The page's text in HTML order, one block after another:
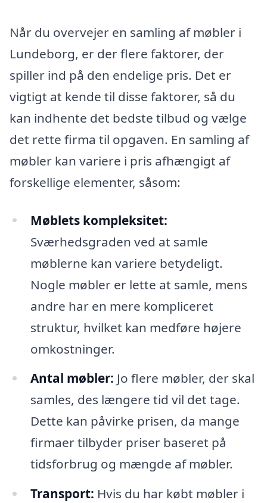
Når du overvejer en samling af møbler i
Lundeborg, er der flere faktorer, der
spiller ind på den endelige pris. Det er
vigtigt at kende til disse faktorer, så du
kan indhente det bedste tilbud og vælge
det rette firma til opgaven. En samling af
møbler kan variere i pris afhængigt af
forskellige elementer, såsom:
Møblets kompleksitet:
Sværhedsgraden ved at samle
møblerne kan variere betydeligt.
Nogle møbler er lette at samle, mens
andre har en mere kompliceret
struktur, hvilket kan medføre højere
omkostninger.
Antal møbler: Jo flere møbler, der skal
samles, des længere tid vil det tage.
Dette kan påvirke prisen, da mange
firmaer tilbyder priser baseret på
tidsforbrug og mængde af møbler.
Transport: Hvis du har købt møbler i